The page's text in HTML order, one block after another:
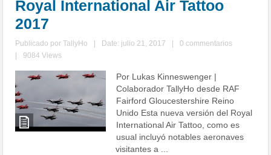
Royal International Air Tattoo
2017
Publicado porTallyHo Date: julio 21, 2017
0 commentarios
9084 Views
Por Lukas Kinneswenger |
Colaborador TallyHo desde RAF
Fairford Gloucestershire Reino
Unido Esta nueva versión del Royal
International Air Tattoo, como es
usual incluyó notables aeronaves
visitantes a ...